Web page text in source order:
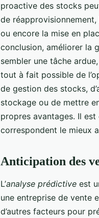
proactive des stocks
de
ou encore la mise en
conclusion, améliorer la
sembler une tâche
tout à fait possible de
de gestion des stocks,
stockage ou de mettre
propres avantages. Il
correspondent le mieux
Anticipation des
L’analyse prédictive est
une entreprise de vente
d’autres facteurs pour